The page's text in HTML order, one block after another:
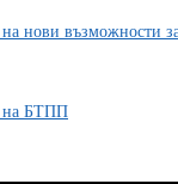
нови възможности
на БТПП